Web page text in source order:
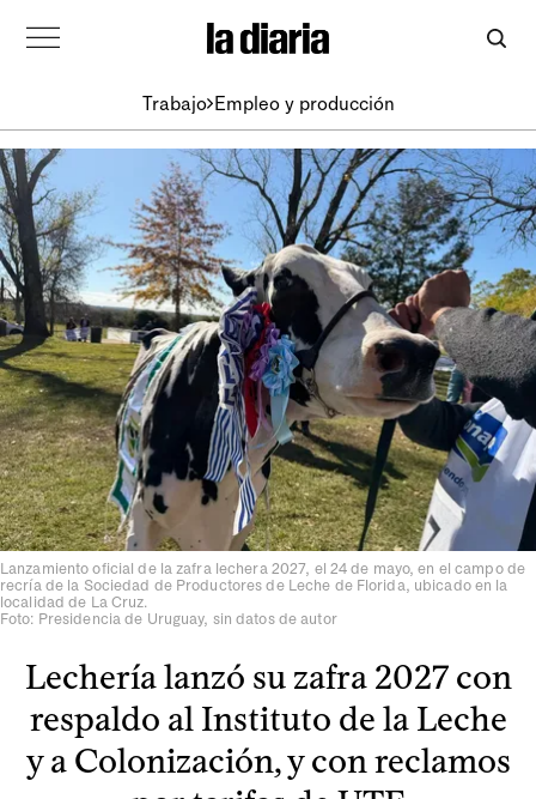
Trabajo Empleo y producción
Lanzamiento oficial de la zafra lechera 2027, el 24 de mayo, en el campo de
recría de la Sociedad de Productores de Leche de Florida, ubicado en la
localidad de La Cruz.
Foto: Presidencia de Uruguay, sin datos de autor
Lechería lanzó su zafra 2027 con
respaldo al Instituto de la Leche
y a Colonización, y con reclamos